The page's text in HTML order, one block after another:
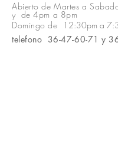
Abierto de Martes a
y de 4pm a 8pm
Domingo de 1 2:30pm a
telefono 36-47-60-71 y